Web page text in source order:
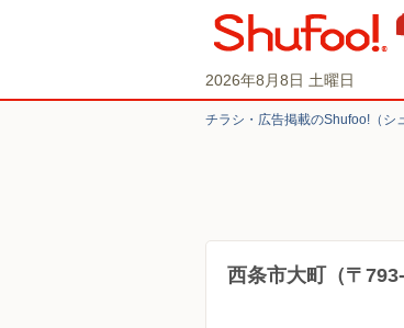
2026年8月8日 土曜日
チラシ・​広告掲載の​Shufoo!​（シ
西条市大町（〒